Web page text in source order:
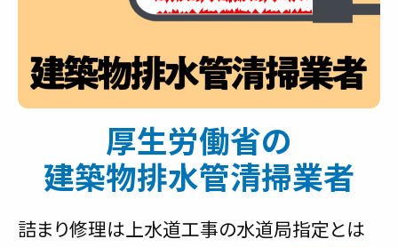
厚生労働省の
建築物排水管清掃業者
詰まり修理は上水道工事の水道局指定とは